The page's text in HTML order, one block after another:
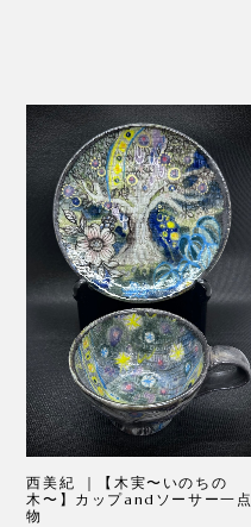
西美紀 ｜【木実〜いのちの
木〜】カップandソーサー一点
物